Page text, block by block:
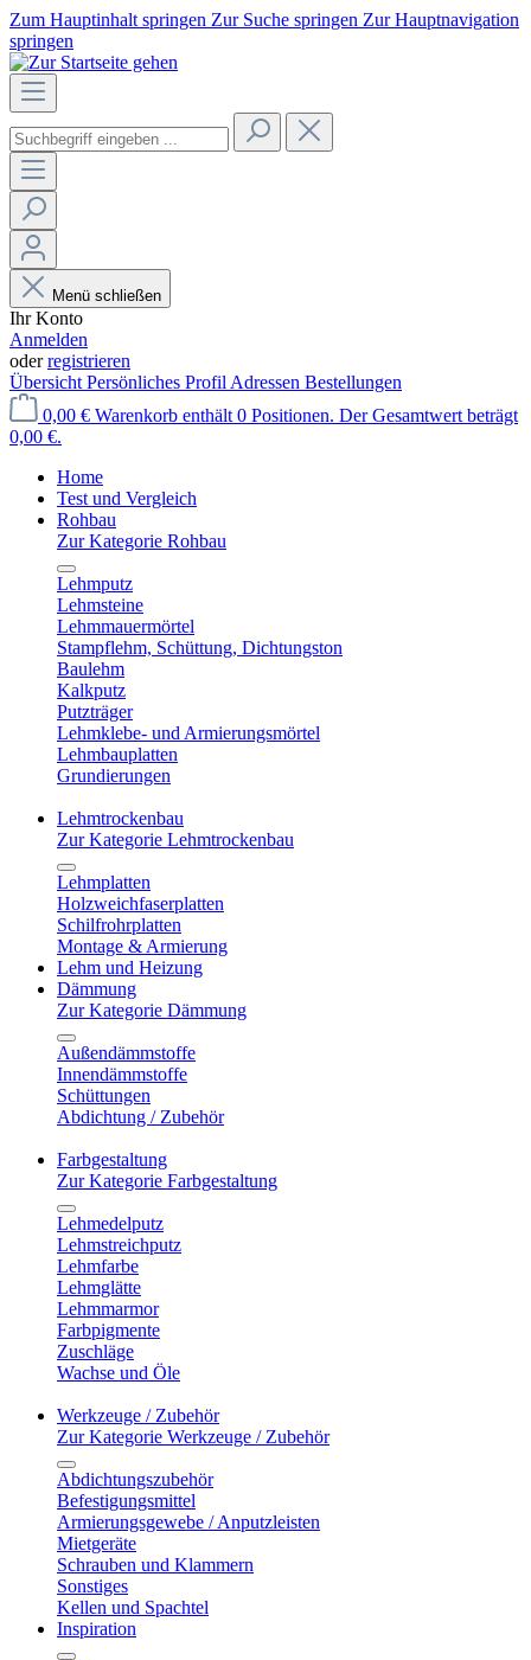
Zum Hauptinhalt springen Zur Suche springen Zur Hauptnavigation
springen
Menü schließen
Ihr Konto
Anmelden
oderregistrieren
Übersicht Persönliches Profil Adressen Bestellungen
0,00 € Warenkorb enthält 0 Positionen. Der Gesamtwert beträgt
0,00 €.
Home
Test und Vergleich
Rohbau
Zur Kategorie Rohbau
Lehmputz
Lehmsteine
Lehmmauermörtel
Stampflehm, Schüttung, Dichtungston
Baulehm
Kalkputz
Putzträger
Lehmklebe- und Armierungsmörtel
Lehmbauplatten
Grundierungen
Lehmtrockenbau
Zur Kategorie Lehmtrockenbau
Lehmplatten
Holzweichfaserplatten
Schilfrohrplatten
Montage & Armierung
Lehm und Heizung
Dämmung
Zur Kategorie Dämmung
Außendämmstoffe
Innendämmstoffe
Schüttungen
Abdichtung / Zubehör
Farbgestaltung
Zur Kategorie Farbgestaltung
Lehmedelputz
Lehmstreichputz
Lehmfarbe
Lehmglätte
Lehmmarmor
Farbpigmente
Zuschläge
Wachse und Öle
Werkzeuge / Zubehör
Zur Kategorie Werkzeuge / Zubehör
Abdichtungszubehör
Befestigungsmittel
Armierungsgewebe / Anputzleisten
Mietgeräte
Schrauben und Klammern
Sonstiges
Kellen und Spachtel
Inspiration